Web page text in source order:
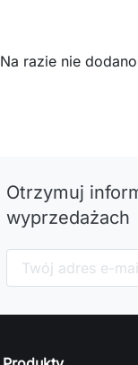
Na razie nie
Otrzymuj
wyprzedażach